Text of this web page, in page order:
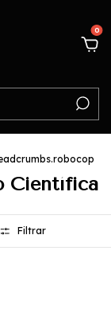
0
Científica
Filtrar